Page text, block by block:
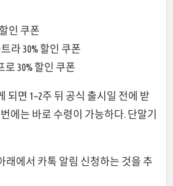
인 쿠폰
라 30% 할인 쿠폰
로 30% 할인 쿠폰
되면 1~2주 뒤 공식 출시일 전에 받
에는 바로 수령이 가능하다. 단말기
래에서 카톡 알림 신청하는 것을 추